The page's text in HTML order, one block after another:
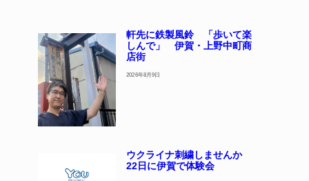
軒先に鉄製風鈴 「歩いて楽
しんで」 伊賀・上野中町商
店街
2026年8月9日
ウクライナ刺繍しませんか
22日に伊賀で体験会